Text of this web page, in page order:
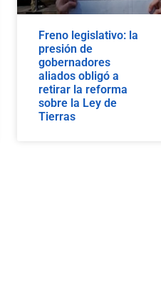
Freno legislativo: la
presión de
gobernadores
aliados obligó a
retirar la reforma
sobre la Ley de
Tierras